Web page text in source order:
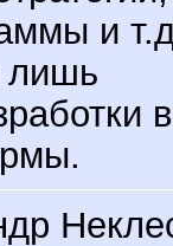
и
лишь
в